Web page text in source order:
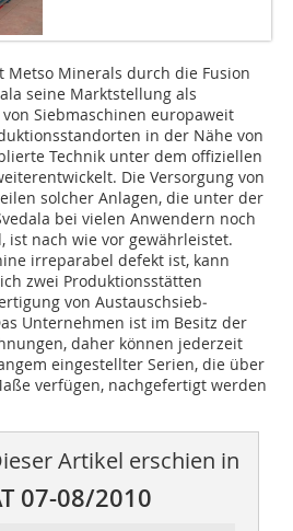
Metso Minerals durch die Fusion
seine Marktstellung als
Siebmaschinen europaweit
in der Nähe von
Technik unter dem offiziellen
Die Versorgung von
solcher Anlagen, die unter der
bei vielen Anwendern noch
ist nach wie vor gewährleistet.
irreparabel defekt ist, kann
zwei Produktionsstätten
von Austauschsieb­
Unter­nehmen ist im Besitz der
daher können jederzeit
eingestellter Serien, die über
verfügen, nachgefertigt werden
Artikel erschien in
07-08/2010